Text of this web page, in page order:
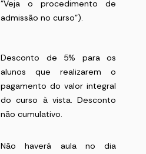
"Veja o procedimento de
admissão no curso").
Desconto de 5% para os
alunos que realizarem o
pagamento do valor integral
do curso à vista. Desconto
não cumulativo.
Não haverá aula no dia